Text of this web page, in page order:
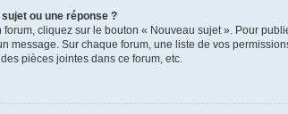
ou une réponse ?
cliquez sur le bouton « Nouveau sujet ». Pour
message. Sur chaque forum, une liste de vos
pièces jointes dans ce forum, etc.